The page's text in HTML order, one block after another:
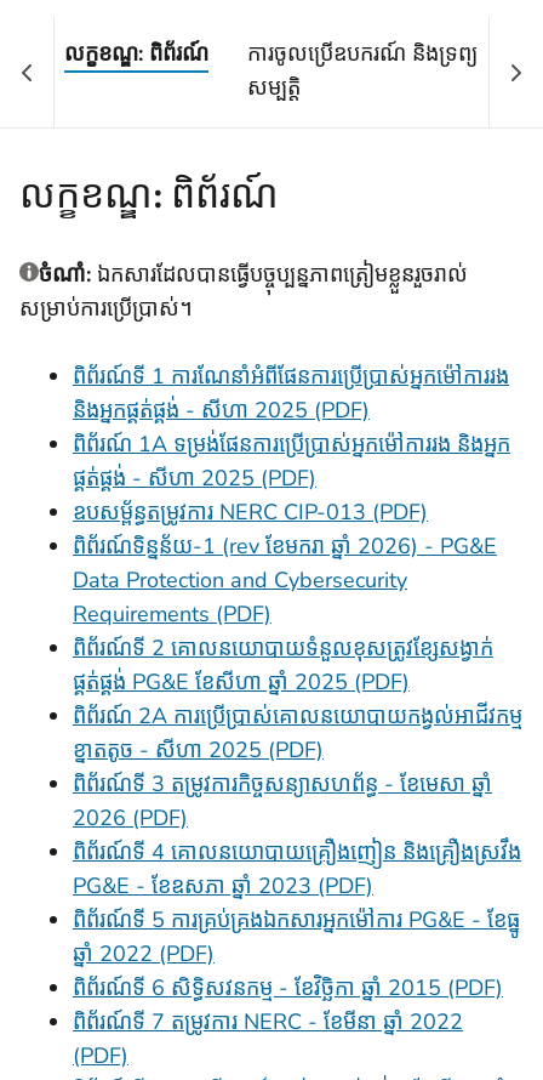
លក្ខខណ្ឌ: ពិព័រណ៍
ការចូលប្រើឧបករណ៍ និងទ្រព្យ
សម្បត្តិ
លក្ខខណ្ឌ: ពិព័រណ៍
ចំណាំ: ឯកសារដែលបានធ្វើបច្ចុប្បន្នភាពត្រៀមខ្លួនរួចរាល់
សម្រាប់ការប្រើប្រាស់។
ពិព័រណ៍ទី 1 ការណែនាំអំពីផែនការប្រើប្រាស់អ្នកម៉ៅការរង
និងអ្នកផ្គត់ផ្គង់ - សីហា 2025 (PDF)
ពិព័រណ៍ 1A ទម្រង់ផែនការប្រើប្រាស់អ្នកម៉ៅការរង និងអ្នក
ផ្គត់ផ្គង់ - សីហា 2025 (PDF)
ឧបសម្ព័ន្ធតម្រូវការ NERC CIP-013 (PDF)
ពិព័រណ៍ទិន្នន័យ-1 (rev ខែមករា ឆ្នាំ 2026) - PG&E
Data Protection and Cybersecurity
Requirements (PDF)
ពិព័រណ៍ទី 2 គោលនយោបាយទំនួលខុសត្រូវខ្សែសង្វាក់
ផ្គត់ផ្គង់ PG&E ខែសីហា ឆ្នាំ 2025 (PDF)
ពិព័រណ៍ 2A ការប្រើប្រាស់គោលនយោបាយកង្វល់អាជីវកម្ម
ខ្នាតតូច - សីហា 2025 (PDF)
ពិព័រណ៍ទី 3 តម្រូវការកិច្ចសន្យាសហព័ន្ធ - ខែមេសា ឆ្នាំ
2026 (PDF)
ពិព័រណ៍ទី 4 គោលនយោបាយគ្រឿងញៀន និងគ្រឿងស្រវឹង
PG&E - ខែឧសភា ឆ្នាំ 2023 (PDF)
ពិព័រណ៍ទី 5 ការគ្រប់គ្រងឯកសារអ្នកម៉ៅការ PG&E - ខែធ្នូ
ឆ្នាំ 2022 (PDF)
ពិព័រណ៍ទី 6 សិទ្ធិសវនកម្ម - ខែវិច្ឆិកា ឆ្នាំ 2015 (PDF)
ពិព័រណ៍ទី 7 តម្រូវការ NERC - ខែមីនា ឆ្នាំ 2022
(PDF)